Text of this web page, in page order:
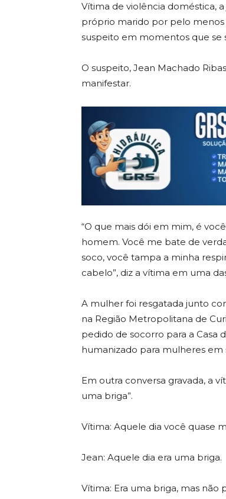
Vítima de violência doméstica,
próprio marido por pelo menos
suspeito em momentos que se
O suspeito, Jean Machado
manifestar.
“O que mais dói em mim, é
homem. Você me bate de
soco, você tampa a minha
cabelo”, diz a vítima em uma
A mulher foi resgatada junto
na Região Metropolitana de
pedido de socorro para a Casa
humanizado para mulheres em
Em outra conversa gravada, a
uma briga”.
Vítima: Aquele dia você quase
Jean: Aquele dia era uma briga.
Vítima: Era uma briga, mas